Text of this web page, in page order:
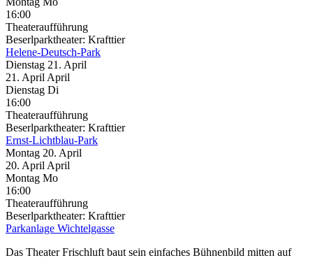
16:00
Theateraufführung
Beserlparktheater: Krafttier
Helene-Deutsch-Park
Dienstag 21. April
21. April April
Dienstag Di
16:00
Theateraufführung
Beserlparktheater: Krafttier
Ernst-Lichtblau-Park
Montag 20. April
20. April April
Montag Mo
16:00
Theateraufführung
Beserlparktheater: Krafttier
Parkanlage Wichtelgasse
Das Theater Frischluft baut sein einfaches Bühnenbild mitten auf